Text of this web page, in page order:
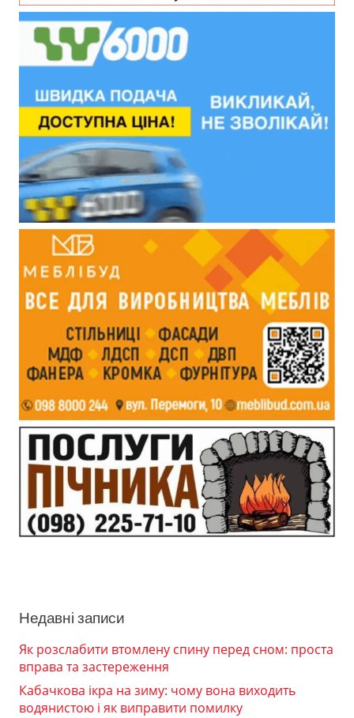
Недавні записи
Як розслабити втомлену спину перед сном: проста
вправа та застереження
Кабачкова ікра на зиму: чому вона виходить
водянистою і як виправити помилку